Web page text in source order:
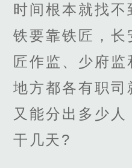
时间根本就找不
铁要靠铁匠，长
匠作监、少府
地方都各有职司
又能分出多少人
干几天?